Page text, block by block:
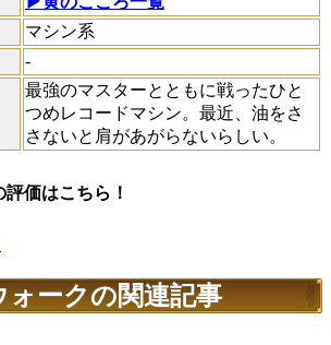
マシン系
-
最強のマスターとともに戦ったひと
つめレコードマシン。最近、油をさ
さないと肩があがらないらしい。
価はこちら！
ークの関連記事